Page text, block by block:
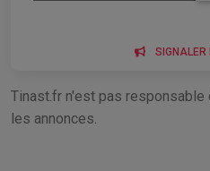
SIGNALER
Tinast.fr n'est pas
les annonces.